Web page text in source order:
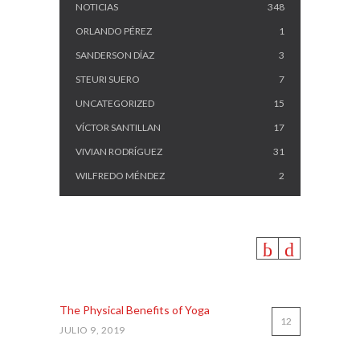
NOTICIAS
348
ORLANDO PÉREZ
1
SANDERSON DÍAZ
3
STEURI SUERO
7
UNCATEGORIZED
15
VÍCTOR SANTILLAN
17
VIVIAN RODRÍGUEZ
31
WILFREDO MÉNDEZ
2
The Physical Benefits of Yoga
JULIO 9, 2019
12